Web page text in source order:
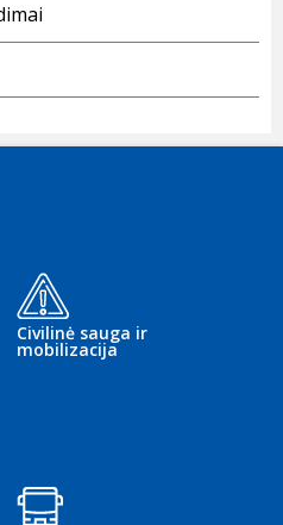
Civilinė sauga ir
mobilizacija